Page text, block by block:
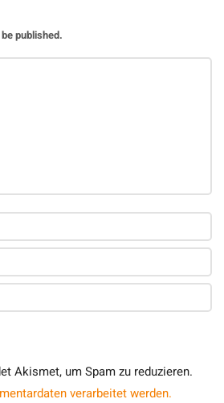
published.
Akismet, um Spam zu reduzieren.
verarbeitet werden.